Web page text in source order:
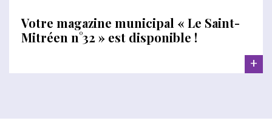
Votre magazine municipal « Le Saint-
Mitréen n°32 » est disponible !
+